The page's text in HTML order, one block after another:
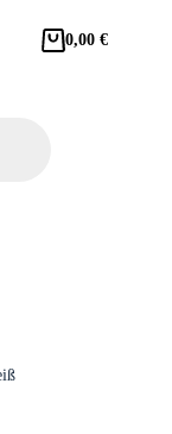
0,00€